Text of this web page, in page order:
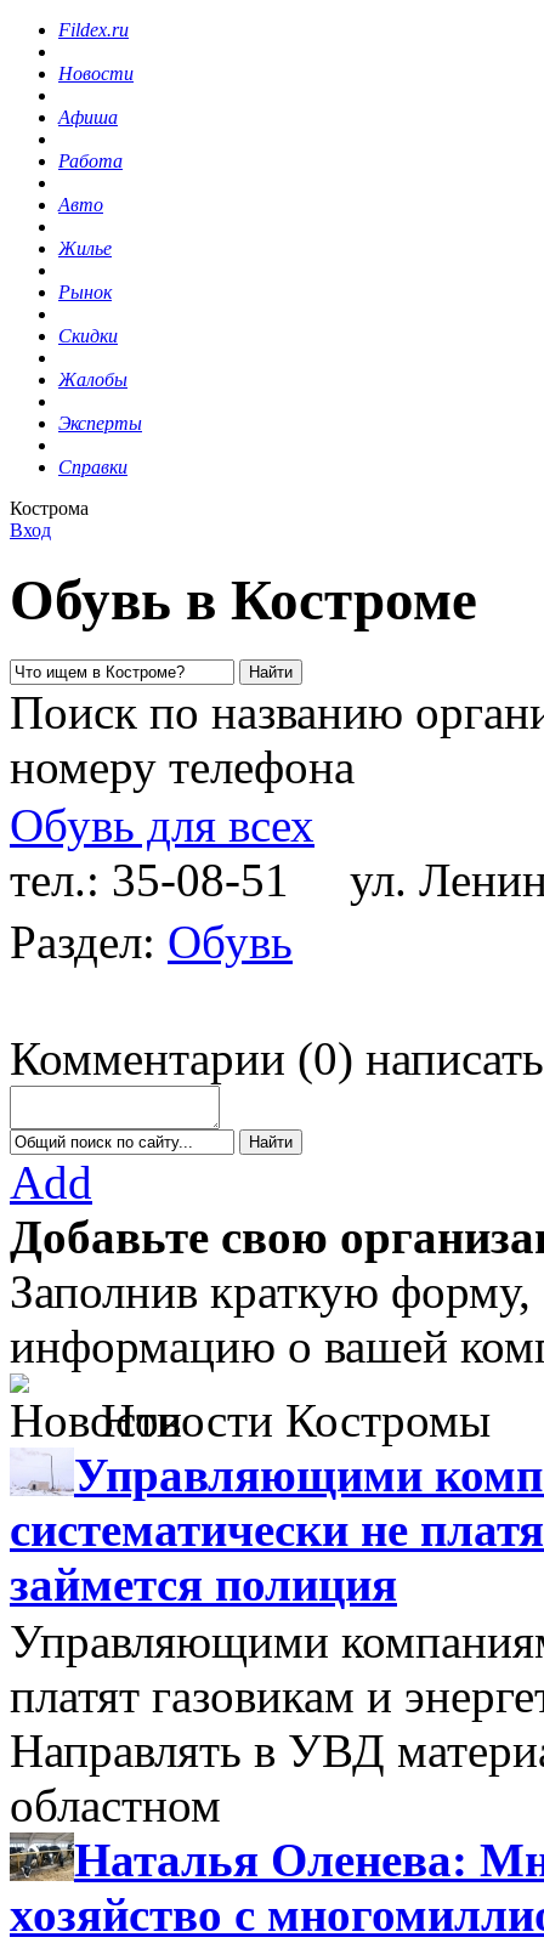
Fildex.ru
Новости
Афиша
Работа
Авто
Жилье
Рынок
Скидки
Жалобы
Эксперты
Справки
Кострома
Вход
Обувь в Костроме
Поиск по названию
номеру телефона
Обувь для всех
тел.: 35-08-51
ул.
Раздел: Обувь
Комментарии (0) написать
Add
Добавьте свою
Заполнив краткую
информацию о вашей
Новости Костромы
Управляющими
систематически не
займется полиция
Управляющими
платят газовикам и
Направлять в УВД
областном
Наталья Оленева:
хозяйство с